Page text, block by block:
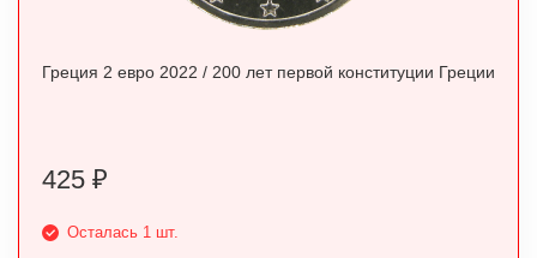
Греция 2 евро 2022 / 200 лет первой конституции Греции
425 ₽
Осталась 1 шт.